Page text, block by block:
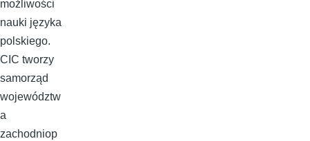
możliwości
nauki języka
polskiego.
CIC tworzy
samorząd
województw
a
zachodniop